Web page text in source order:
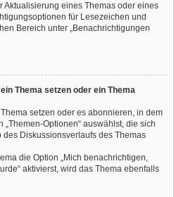
Aktualisierung eines Themas oder eines
für Lesezeichen und
Bereich unter „Benachrichtigungen
Thema setzen oder ein Thema
setzen oder es abonnieren, in dem
Optionen“ auswählst, die sich
Diskussionsverlaufs des Themas
die Option „Mich benachrichtigen,
aktivierst, wird das Thema ebenfalls